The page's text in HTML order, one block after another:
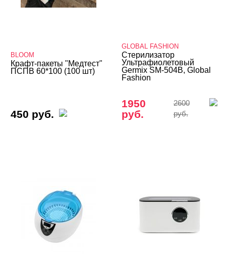
Показать все
BLOOM
Крафт-пакеты "Медтест"
ПСПВ 60*100 (100 шт)
450 руб.
GLOBAL FASHION
Стерилизатор
Ультрафиолетовый
Germix SM-504B, Global
Fashion
1950
руб.
2600
руб.